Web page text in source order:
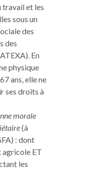
travail et les
sous un
des
des
En
physique
ans, elle ne
ses droits à
morale
(à
: dont
agricole ET
les